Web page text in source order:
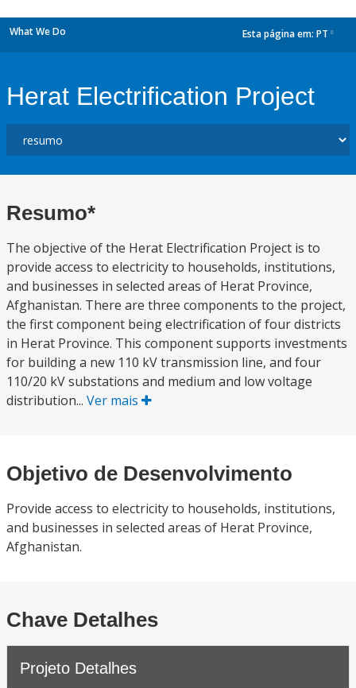
What We Do Esta página em: PT
Herat Electrification Project
Resumo*
The objective of the Herat Electrification Project is to
provide access to electricity to households, institutions,
and businesses in selected areas of Herat Province,
Afghanistan. There are three components to the project,
the first component being electrification of four districts
in Herat Province. This component supports investments
for building a new 110 kV transmission line, and four
110/20 kV substations and medium and low voltage
distribution... Ver mais
Objetivo de Desenvolvimento
Provide access to electricity to households, institutions,
and businesses in selected areas of Herat Province,
Afghanistan.
Chave Detalhes
Projeto Detalhes